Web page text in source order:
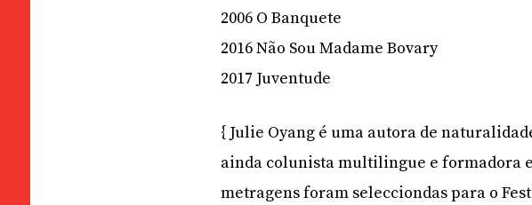
2006 O Banquete
2016 Não Sou Madame Bovary
2017 Juventude
{ Julie Oyang é uma autora de
ainda colunista multilingue e formadora
metragens foram selecciondas para o